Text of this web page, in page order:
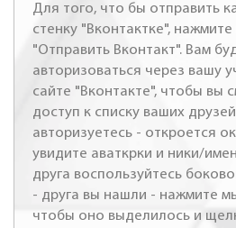
Для того, что бы отправить
стенку "Вконтактке",
"Отправить Вконтакт". Вам
авторизоваться через вашу
сайте "Вконтакте", чтобы вы
доступ к списку ваших
авторизуетесь - откроется
увидите аваткрки и ники/
друга воспользуйтесь
- друга вы нашли - нажмите
чтобы оно выделилось и